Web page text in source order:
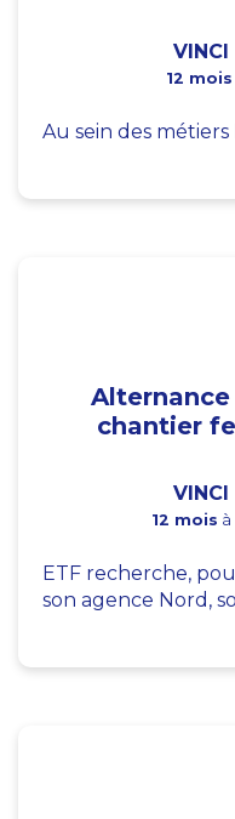
12 mois
Au sein des métiers
chantier
12 mois à
ETF recherche,
son agence Nord,